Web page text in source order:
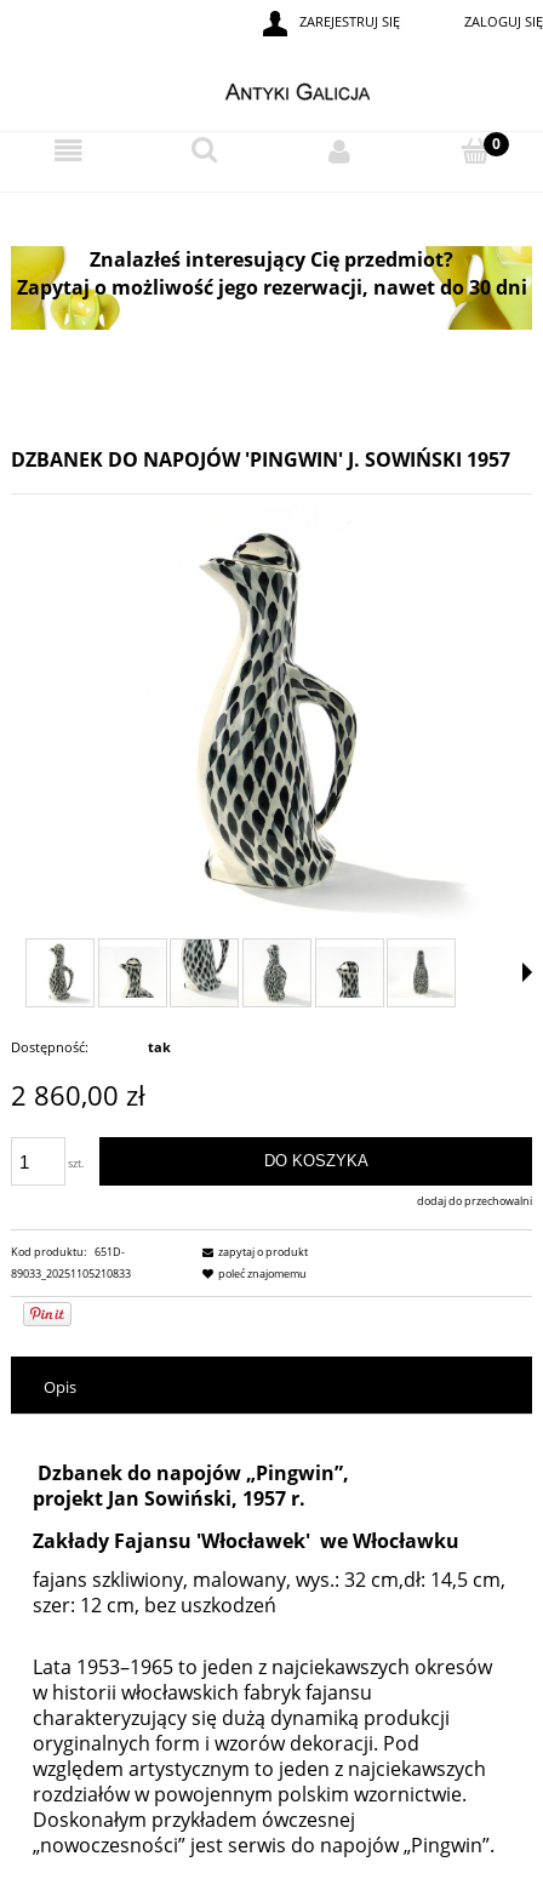
ZAREJESTRUJ SIĘ ZALOGUJ SIĘ
Znalazłeś interesujący Cię przedmiot?
Zapytaj o możliwość jego rezerwacji, nawet do 30 dni
DZBANEK DO NAPOJÓW 'PINGWIN' J. SOWIŃSKI 1957
Dostępność: tak
2 860,00 zł
szt. DO KOSZYKA
dodaj do przechowalni
Kod produktu: 651D-
89033_20251105210833
zapytaj o produkt
poleć znajomemu
Opis
Dzbanek do napojów „Pingwin”,
projekt Jan Sowiński, 1957 r.
Zakłady Fajansu 'Włocławek' we Włocławku
fajans szkliwiony, malowany, wys.: 32 cm,dł: 14,5 cm,
szer: 12 cm, bez uszkodzeń
Lata 1953–1965 to jeden z najciekawszych okresów
w historii włocławskich fabryk fajansu
charakteryzujący się dużą dynamiką produkcji
oryginalnych form i wzorów dekoracji. Pod
względem artystycznym to jeden z najciekawszych
rozdziałów w powojennym polskim wzornictwie.
Doskonałym przykładem ówczesnej
„nowoczesności” jest serwis do napojów „Pingwin”.